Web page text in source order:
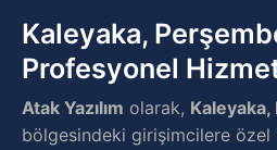
Kaleyaka,
Profesyonel
Atak Yazılım olarak,
bölgesindeki girişimcilere özel